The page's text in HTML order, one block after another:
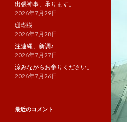
出張神事、承ります。
2026年7月29日
珊瑚樹
2026年7月28日
注連縄、新調♪
2026年7月27日
涼みながらお参りください。
2026年7月26日
最近のコメント